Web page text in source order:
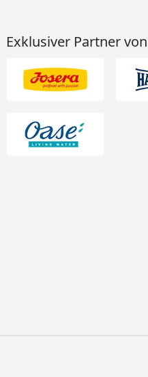
Exklusiver Partner von